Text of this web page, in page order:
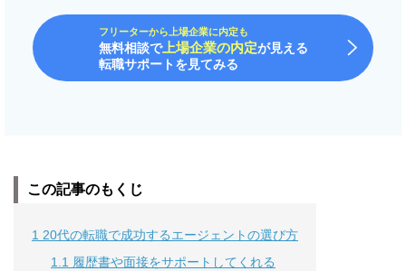
フリーターから上場企業に内定も
無料相談で上場企業の内定が見える
転職サポートを見てみる
この記事のもくじ
1 20代の転職で成功するエージェントの選び方
1.1 履歴書や面接をサポートしてくれる